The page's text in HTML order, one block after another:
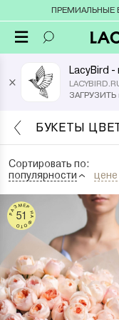
ПРЕМИАЛЬНЫЕ
×
LacyBird -
ЗАГРУЗИТЬ
БУКЕТЫ
Сортировать по:
популярности
цене
РАЗМЕР НА ФОТО
51